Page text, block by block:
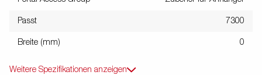
Passt 7300
Breite (mm) 0
Weitere Spezifikationen anzeigen